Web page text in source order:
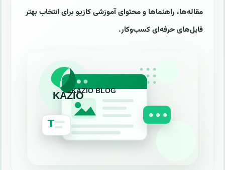
مقاله‌ها، راهنماها و محتوای آموزشی کازیو برای انتخاب بهتر
فایل‌های حرفه‌ای کسب‌وکار.